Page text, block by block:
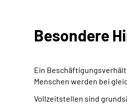
Besondere
Ein
Menschen werden bei
Vollzeitstellen sind